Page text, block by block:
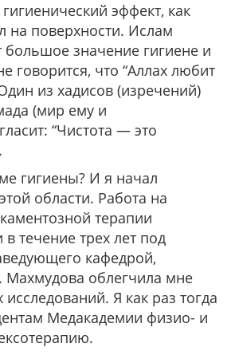
эффект, как
на поверхности. Ислам
значение гигиене и
говорится, что “Аллах любит
из хадисов (изречений)
(мир ему и
“Чистота — это
гигиены? И я начал
области. Работа на
терапии
течение трех лет под
кафедрой,
Махмудова облегчила мне
исследований. Я как раз тогда
Медакадемии физио- и